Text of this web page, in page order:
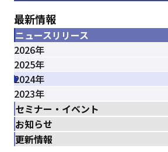
最新情報
ニュースリリース
2026年
2025年
2024年
2023年
セミナー・イベント
お知らせ
更新情報